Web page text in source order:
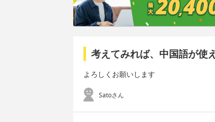
考えてみれば、中国語が使
よろしくお願いします
Satoさん